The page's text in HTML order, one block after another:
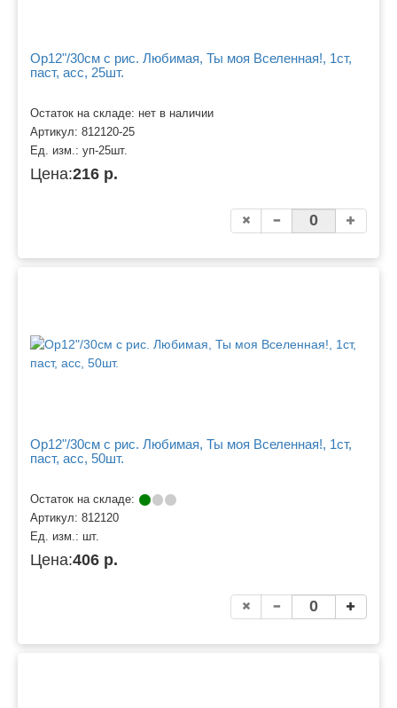
Ор12"/30см с рис. Любимая, Ты моя Вселенная!, 1ст,
паст, асс, 25шт.
Остаток на складе: нет в наличии
Артикул: 812120-25
Ед. изм.: уп-25шт.
Цена:216 р.
Ор12"/30см с рис. Любимая, Ты моя Вселенная!, 1ст,
паст, асс, 50шт.
Остаток на складе:
Артикул: 812120
Ед. изм.: шт.
Цена:406 р.